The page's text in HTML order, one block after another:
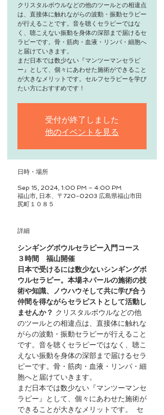
​クリスタルボウルなどの他のツールとの相違点
は、直接体に触れながらの波動・振動セラピー
が行えることです。音を聴くセラピーではな
く、聴こえない振動を身体の深部まで届けるセ
ラピーです。骨・筋肉・血液・リンパ・細胞へ
と届けていきます。
まだ日本では数少ない『マンツーマンセラピ
ー』として、個々にあわせた施術ができること
が大きなメリットです。セルフセラピーを学び
受付が終了しました
他のイベントを見る
日時・場所
Sep 15, 2024, 1:00 PM – 4:00 PM
福山市, 日本、〒720-0203 広島県福山市田
尻町１０８５
詳細
シンギングボウルセラピー入門コース
３時間　福山開催
日本で受けるには数少ないシンギングボ
ウルセラピー。本場ネパールの施術の技
術や知識、ノウハウそして共に学び合う
仲間を得ながらセラピストとして活動し
ませんか？ ​ クリスタルボウルなどの他
のツールとの相違点は、直接体に触れな
がらの波動・振動セラピーが行えること
です。音を聴くセラピーではなく、聴こ
えない振動を身体の深部まで届けるセラ
ピーです。骨・筋肉・血液・リンパ・細
胞へと届けていきます。
まだ日本では数少ない『マンツーマンセ
ラピー』として、個々にあわせた施術が
できることが大きなメリットです。  セ